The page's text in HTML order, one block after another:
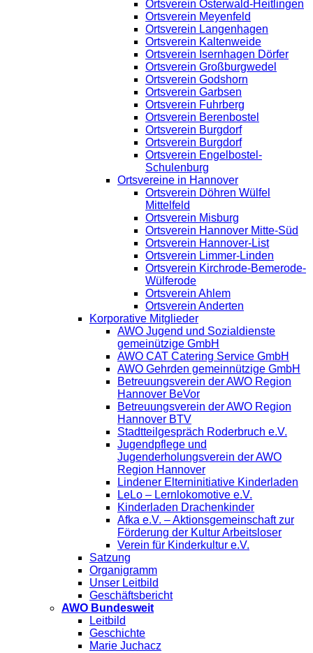
Ortsverein Osterwald-Heitlingen
Ortsverein Meyenfeld
Ortsverein Langenhagen
Ortsverein Kaltenweide
Ortsverein Isernhagen Dörfer
Ortsverein Großburgwedel
Ortsverein Godshorn
Ortsverein Garbsen
Ortsverein Fuhrberg
Ortsverein Berenbostel
Ortsverein Burgdorf
Ortsverein Burgdorf
Ortsverein Engelbostel-
Schulenburg
Ortsvereine in Hannover
Ortsverein Döhren Wülfel
Mittelfeld
Ortsverein Misburg
Ortsverein Hannover Mitte-Süd
Ortsverein Hannover-List
Ortsverein Limmer-Linden
Ortsverein Kirchrode-Bemerode-
Wülferode
Ortsverein Ahlem
Ortsverein Anderten
Korporative Mitglieder
AWO Jugend und Sozialdienste
gemeinützige GmbH
AWO CAT Catering Service GmbH
AWO Gehrden gemeinnützige GmbH
Betreuungsverein der AWO Region
Hannover BeVor
Betreuungsverein der AWO Region
Hannover BTV
Stadtteilgespräch Roderbruch e.V.
Jugendpflege und
Jugenderholungsverein der AWO
Region Hannover
Lindener Elterninitiative Kinderladen
LeLo – Lernlokomotive e.V.
Kinderladen Drachenkinder
Afka e.V. – Aktionsgemeinschaft zur
Förderung der Kultur Arbeitsloser
Verein für Kinderkultur e.V.
Satzung
Organigramm
Unser Leitbild
Geschäftsbericht
AWO Bundesweit
Leitbild
Geschichte
Marie Juchacz